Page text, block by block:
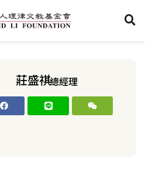
莊盛祺總經理